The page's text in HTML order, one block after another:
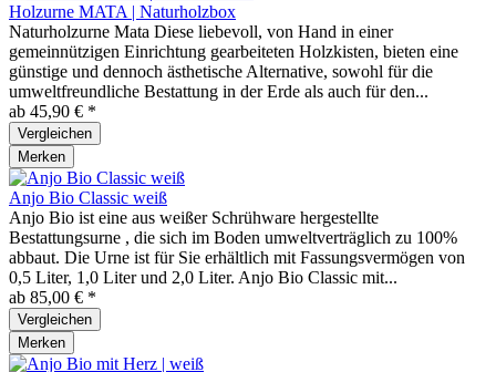
Holzurne MATA | Naturholzbox
Naturholzurne Mata Diese liebevoll, von Hand in einer
gemeinnützigen Einrichtung gearbeiteten Holzkisten, bieten eine
günstige und dennoch ästhetische Alternative, sowohl für die
umweltfreundliche Bestattung in der Erde als auch für den...
ab 45,90 € *
Vergleichen
Merken
Anjo Bio Classic weiß
Anjo Bio ist eine aus weißer Schrühware hergestellte
Bestattungsurne , die sich im Boden umweltverträglich zu 100%
abbaut. Die Urne ist für Sie erhältlich mit Fassungsvermögen von
0,5 Liter, 1,0 Liter und 2,0 Liter. Anjo Bio Classic mit...
ab 85,00 € *
Vergleichen
Merken